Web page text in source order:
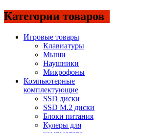
Категории товаров
Игровые товары
Клавиатуры
Мыши
Наушники
Микрофоны
Компьютерные
комплектующие
SSD диски
SSD M.2 диски
Блоки питания
Кулеры для